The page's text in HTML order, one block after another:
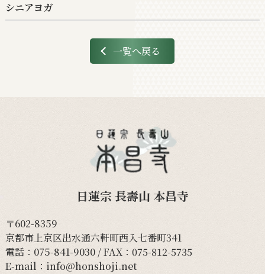
シニアヨガ
一覧へ戻る
日蓮宗 長壽山 本昌寺
〒602-8359
京都市上京区出水通六軒町西入七番町341
電話： 075-841-9030/ FAX：075-812-5735
E-mail： info@honshoji.net